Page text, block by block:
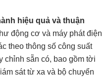
hiệu quả và thuận
động cơ và máy phát điện
theo thông số công suất
chỉnh sẵn có, bao gồm tời
sát từ xa và bộ chuyển